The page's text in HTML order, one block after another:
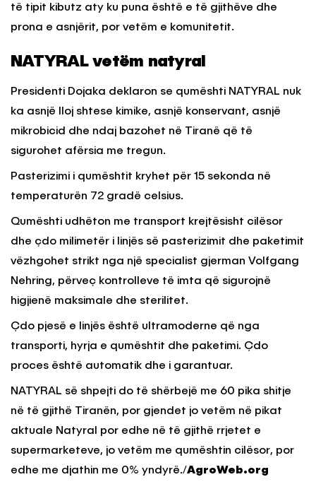
të tipit kibutz aty ku puna është e të gjithëve dhe
prona e asnjërit, por vetëm e komunitetit.
NATYRAL vetëm natyral
Presidenti Dojaka deklaron se qumështi NATYRAL nuk
ka asnjë lloj shtese kimike, asnjë konservant, asnjë
mikrobicid dhe ndaj bazohet në Tiranë që të
sigurohet afërsia me tregun.
Pasterizimi i qumështit kryhet për 15 sekonda në
temperaturën 72 gradë celsius.
Qumështi udhëton me transport krejtësisht cilësor
dhe çdo milimetër i linjës së pasterizimit dhe paketimit
vëzhgohet strikt nga një specialist gjerman Volfgang
Nehring, përveç kontrolleve të imta që sigurojnë
higjienë maksimale dhe sterilitet.
Çdo pjesë e linjës është ultramoderne që nga
transporti, hyrja e qumështit dhe paketimi. Çdo
proces është automatik dhe i garantuar.
NATYRAL së shpejti do të shërbejë me 60 pika shitje
në të gjithë Tiranën, por gjendet jo vetëm në pikat
aktuale Natyral por edhe në të gjithë rrjetet e
supermarketeve, jo vetëm me qumështin cilësor, por
edhe me djathin me 0% yndyrë./AgroWeb.org